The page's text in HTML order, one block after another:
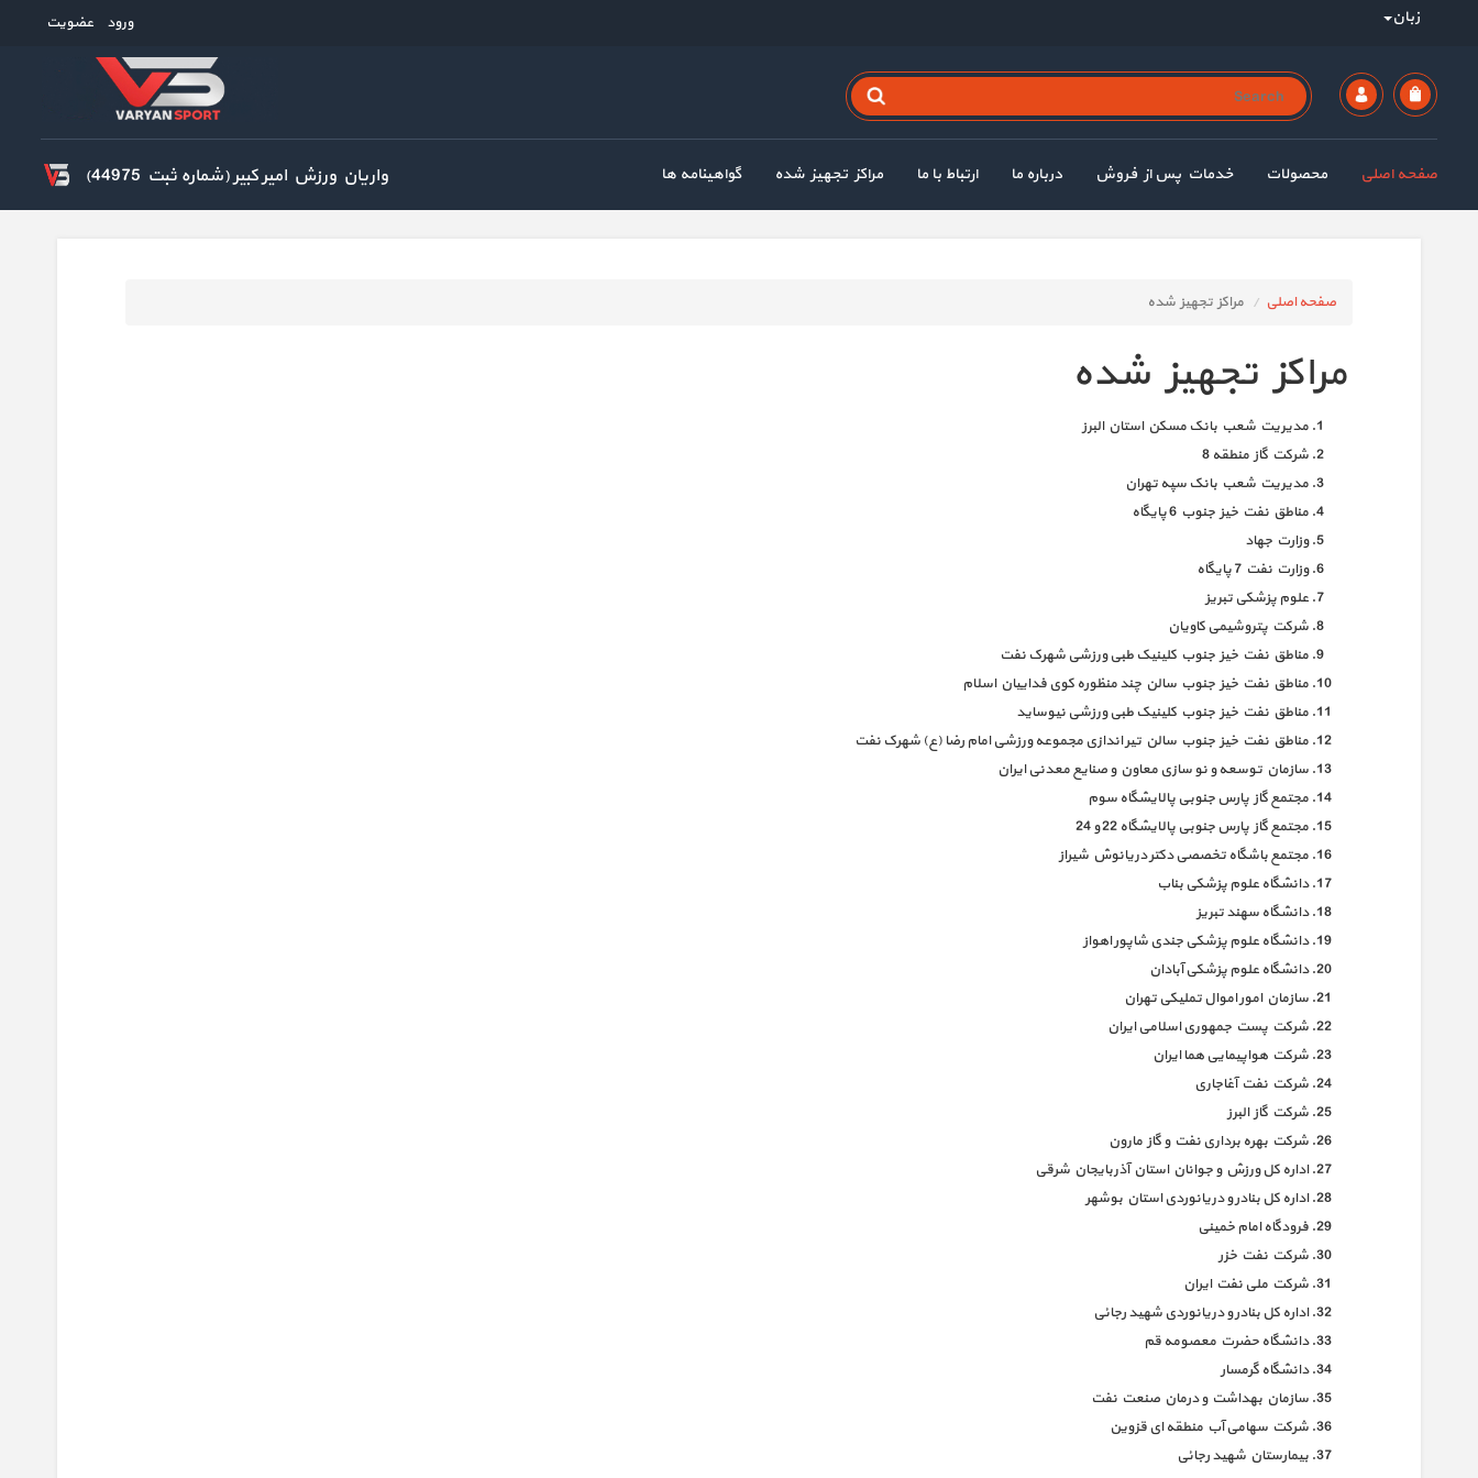
زبان ورود عضویت
صفحه اصلی محصولات خدمات پس از فروش درباره ما ارتباط با ما مراکز تجهیز شده گواهینامه ها واریان ورزش امیر کبیر (شماره ثبت 44975)
صفحه اصلی مراکز تجهیز شده
مراکز تجهیز شده
مدیریت شعب بانک مسکن استان البرز
شرکت گاز منطقه 8
مدیریت شعب بانک سپه تهران
مناطق نفت خیز جنوب 6 پایگاه
وزارت جهاد
وزارت نفت 7 پایگاه
علوم پزشکی تبریز
شرکت پتروشیمی کاویان
مناطق نفت خیز جنوب کلینیک طبی ورزشی شهرک نفت
مناطق نفت خیز جنوب سالن چند منظوره کوی فداییان اسلام
مناطق نفت خیز جنوب کلینیک طبی ورزشی نیوساید
مناطق نفت خیز جنوب سالن تیر اندازی مجموعه ورزشی امام رضا (ع) شهرک نفت
سازمان توسعه و نو سازی معاون و صنایع معدنی ایران
مجتمع گاز پارس جنوبی پالایشگاه سوم
مجتمع گاز پارس جنوبی پالایشگاه 22 و 24
مجتمع باشگاه تخصصی دکتر دریانوش شیراز
دانشگاه علوم پزشکی بناب
دانشگاه سهند تبریز
دانشگاه علوم پزشکی جندی شاپور اهواز
دانشگاه علوم پزشکی آبادان
سازمان امور اموال تملیکی تهران
شرکت پست جمهوری اسلامی ایران
شرکت هواپیمایی هما ایران
شرکت نفت آغاجاری
شرکت گاز البرز
شرکت بهره برداری نفت و گاز مارون
اداره کل ورزش و جوانان استان آذربایجان شرقی
اداره کل بنادر و دریانوردی استان بوشهر
فرودگاه امام خمینی
شرکت نفت خزر
شرکت ملی نفت ایران
اداره کل بنادر و دریانوردی شهید رجائی
دانشگاه حضرت معصومه قم
دانشگاه گرمسار
سازمان بهداشت و درمان صنعت نفت
شرکت سهامی آب منطقه ای قزوین
بیمارستان شهید رجائی